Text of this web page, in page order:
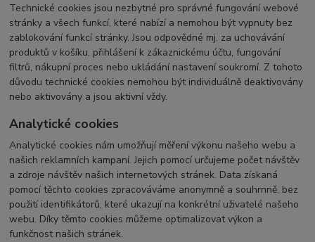
Technické cookies jsou nezbytné pro správné fungování webové
stránky a všech funkcí, které nabízí a nemohou být vypnuty bez
zablokování funkcí stránky. Jsou odpovědné mj. za uchovávání
produktů v košíku, přihlášení k zákaznickému účtu, fungování
filtrů, nákupní proces nebo ukládání nastavení soukromí. Z tohoto
důvodu technické cookies nemohou být individuálně deaktivovány
nebo aktivovány a jsou aktivní vždy.
Analytické cookies
Analytické cookies nám umožňují měření výkonu našeho webu a
našich reklamních kampaní. Jejich pomocí určujeme počet návštěv
a zdroje návštěv našich internetových stránek. Data získaná
pomocí těchto cookies zpracováváme anonymně a souhrnně, bez
použití identifikátorů, které ukazují na konkrétní uživatelé našeho
webu. Díky těmto cookies můžeme optimalizovat výkon a
funkčnost našich stránek.